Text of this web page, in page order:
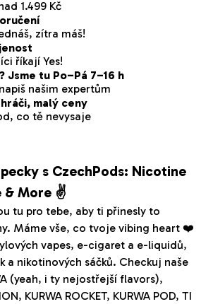
a
c
í
p
r
v
v
ý
p
i
s
u
1.499 Kč
zítra máš!
říkají Yes!
Jsme tu Po–Pá 7–16 h
našim expertům
malý ceny
co tě nevysaje
s CzechPods: Nicotine
& More ✌️
tu pro tebe, aby ti přinesly to
Máme vše, co tvoje vibing heart ❤️
vapes, e-cigaret a e-liquidů,
a nikotinových sáčků. Checkuj naše
(yeah, i ty nejostřejší flavors),
KURWA ROCKET, KURWA POD, TI